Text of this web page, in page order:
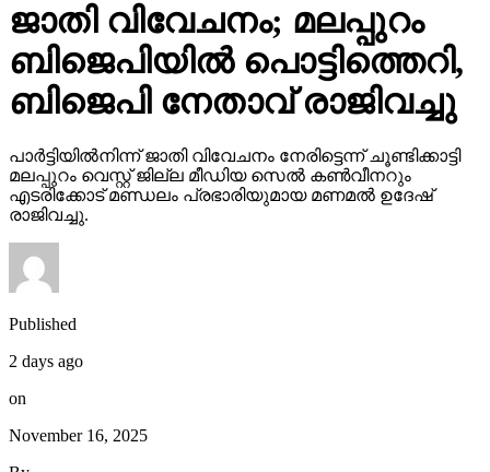
ജാതി വിവേചനം; മലപ്പുറം
ബിജെപിയില്‍ പൊട്ടിത്തെറി,
ബിജെപി നേതാവ് രാജിവച്ചു
പാര്‍ട്ടിയില്‍നിന്ന് ജാതി വിവേചനം നേരിട്ടെന്ന് ചൂണ്ടിക്കാട്ടി
മലപ്പുറം വെസ്റ്റ് ജില്ല മീഡിയ സെല്‍ കണ്‍വീനറും
എടരിക്കോട് മണ്ഡലം പ്രഭാരിയുമായ മണമല്‍ ഉദേഷ്
രാജിവച്ചു.
Published
2 days ago
on
November 16, 2025